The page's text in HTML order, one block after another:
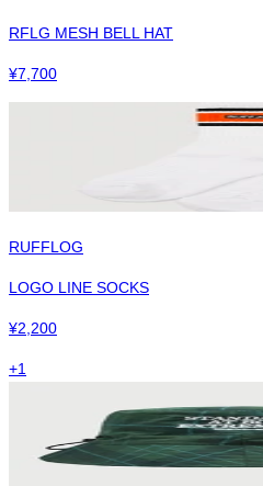
RFLG MESH BELL HAT
¥7,700
RUFFLOG
LOGO LINE SOCKS
¥2,200
+1